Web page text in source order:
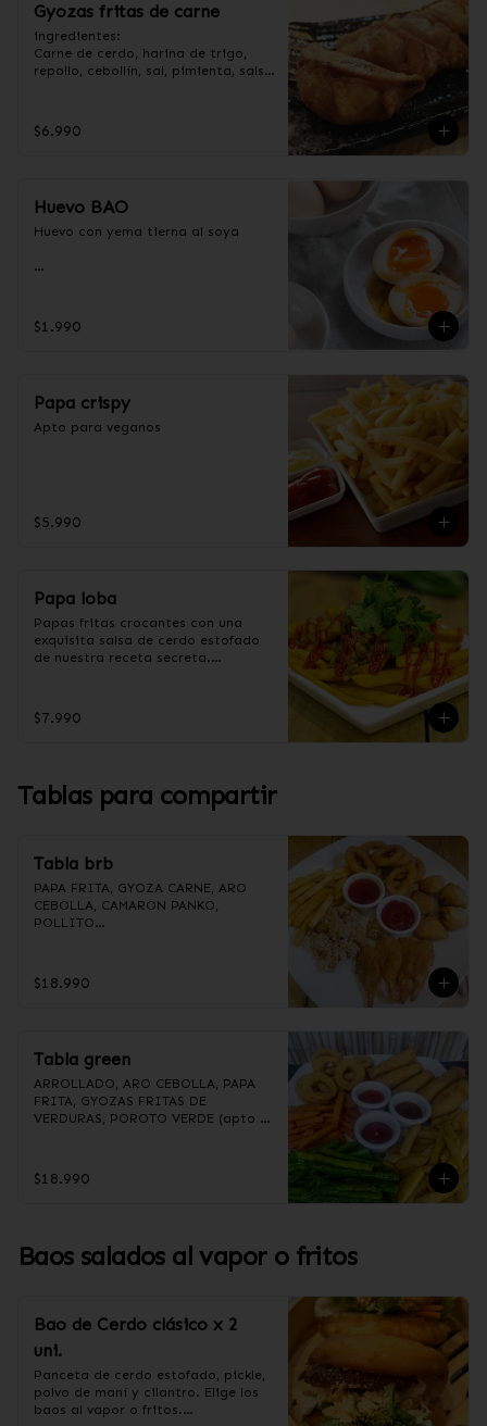
Gyozas fritas de carne
ingredientes:
Carne de cerdo, harina de trigo,
repollo, cebollín, sal, pimienta, salsa
canela, anís, pimienta y comino).
$6.990
Huevo BAO
Huevo con yema tierna al soya
Huevos premium, jengibre, cebollín,
salsa de soya, ajo, agua, azúcar,
$1.990
Papa crispy
Apto para veganos
$5.990
Papa loba
Papas fritas crocantes con una
exquisita salsa de cerdo estofado
de nuestra receta secreta.
Ingredientes salsa Loba:
moreno, miel y condimento 5
sabores (naranja, canela, anís,
$7.990
Tablas para compartir
Tabla brb
PAPA FRITA, GYOZA CARNE, ARO
CEBOLLA, CAMARON PANKO,
POLLITO
que indica en esta descripción.)
$18.990
Tabla green
ARROLLADO, ARO CEBOLLA, PAPA
FRITA, GYOZAS FRITAS DE
VERDURAS, POROTO VERDE (apto
las opciones disponibles según lo
que indica en esta descripción.)
$18.990
Baos salados al vapor o fritos
Bao de Cerdo clásico x 2
uni.
Panceta de cerdo estofado, pickle,
polvo de maní y cilantro. Elige los
baos al vapor o fritos.